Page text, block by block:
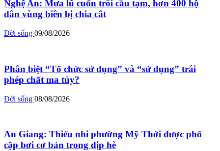
Nghệ An: Mưa lũ cuốn trôi cầu tạm, hơn 400 hộ
dân vùng biên bị chia cắt
Đời sống 09/08/2026
Phân biệt “Tổ chức sử dụng” và “sử dụng” trái
phép chất ma túy?
Đời sống 08/08/2026
An Giang: Thiếu nhi phường Mỹ Thới được phổ
cập bơi cơ bản trong dịp hè